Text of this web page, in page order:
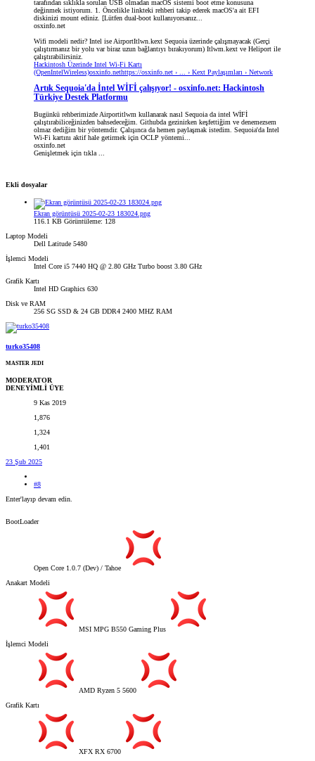
tarafından sıklıkla sorulan USB olmadan macOS sistemi boot etme konusuna
değinmek istiyorum. 1. Öncelikle linkteki rehberi takip ederek macOS'a ait EFI
diskinizi mount ediniz. [Lütfen dual-boot kullanıyorsanız...
osxinfo.net
Wifi modeli nedir? Intel ise AirportItlwn.kext Sequoia üzerinde çalışmayacak (Gerçi
çalıştırmanız bir yolu var biraz uzun bağlantıyı bırakıyorum) Itlwm.kext ve Heliport ile
çalıştırabilirsiniz.
Hackintosh Üzerinde Intel Wi-Fi Kartı
(OpenIntelWireless)osxinfo.nethttps://osxinfo.net › ... › Kext Paylaşımları › Network
Artık Sequoia'da İntel WİFİ çalışıyor! - osxinfo.net: Hackintosh
Türkiye Destek Platformu
Bugünkü rehberimizde Airportitlwm kullanarak nasıl Sequoia da intel WİFİ
çalıştırabiliceğinizden bahsedeceğim. Githubda gezinirken keşfettiğim ve denemezsem
olmaz dediğim bir yöntemdir. Çalışınca da hemen paylaşmak istedim. Sequoia'da Intel
Wi-Fi kartını aktif hale getirmek için OCLP yöntemi...
osxinfo.net
Genişletmek için tıkla ...
Ekli dosyalar
Ekran görüntüsü 2025-02-23 183024.png
116.1 KB Görüntüleme: 128
Laptop Modeli
Dell Latitude 5480
İşlemci Modeli
Intel Core i5 7440 HQ @ 2.80 GHz Turbo boost 3.80 GHz
Grafik Kartı
Intel HD Graphics 630
Disk ve RAM
256 SG SSD & 24 GB DDR4 2400 MHZ RAM
turko35408
MASTER JEDI
MODERATOR
DENEYİMLİ ÜYE
9 Kas 2019
1,876
1,324
1,401
23 Şub 2025
#8
Enter'layıp devam edin.
BootLoader
Open Core 1.0.7 (Dev) / Tahoe
Anakart Modeli
MSI MPG B550 Gaming Plus
İşlemci Modeli
AMD Ryzen 5 5600
Grafik Kartı
XFX RX 6700